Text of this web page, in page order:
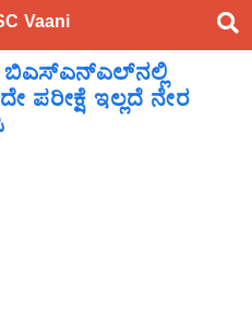
Vaani
ಬಿಎಸ್‌ಎನ್‌ಎಲ್‌ನಲ್ಲಿ
ಪರೀಕ್ಷೆ ಇಲ್ಲದೆ ನೇರ